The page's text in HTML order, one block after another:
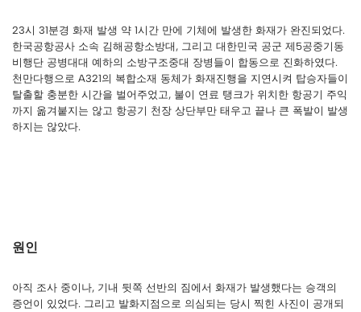
23시 31분경 화재 발생 약 1시간 만에 기체에 발생한 화재가 완진되었다.
한국공항공사 소속 김해공항소방대, 그리고 대한민국 공군 제5공중기동
비행단 공병대대 예하의 소방구조중대 장병들이 합동으로 진화하였다.
천만다행으로 A321의 복합소재 동체가 화재진행을 지연시켜 탑승자들이
탈출할 충분한 시간을 벌어주었고, 불이 연료 탱크가 위치한 항공기 주익
까지 옮겨붙지는 않고 항공기 천장 상단부만 태우고 끝나 큰 폭발이 발생
하지는 않았다.
원인
아직 조사 중이나, 기내 뒷쪽 선반의 짐에서 화재가 발생했다는 승객의
증언이 있었다. 그리고 발화지점으로 의심되는 당시 찍힌 사진이 공개되